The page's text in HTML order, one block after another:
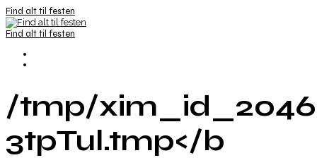
Find alt til festen
Find alt til festen
/tmp/
3tpTul.tmp</b